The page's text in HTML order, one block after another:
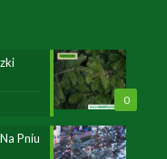
0
Pniu